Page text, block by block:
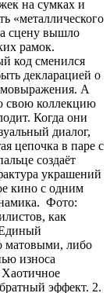
на сумках и
«металлического
сцену вышло
рамок.
код сменился
декларацией о
А
свою коллекцию
Когда они
диалог,
цепочка в паре с
создаёт
украшений
кино с одним
Фото:
как
матовыми, либо
износа
эффект. 2.